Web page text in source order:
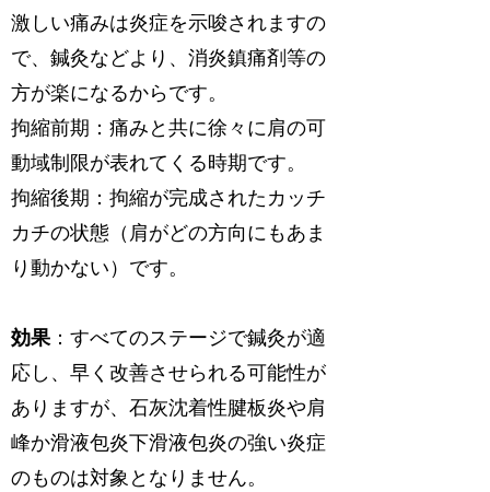
激しい痛みは炎症を示唆されますの
で、鍼灸などより、消炎鎮痛剤等の
方が楽になるからです。
拘縮前期 ：痛みと共に徐々に肩の可
動域制限が表れてくる時期です。
拘縮後期 ：拘縮が完成されたカッチ
カチの状態（肩がどの方向にもあま
り動かない）です。
効果 ：すべてのステージで鍼灸が適
応し、早く改善させられる可能性が
ありますが、石灰沈着性腱板炎や肩
峰か滑液包炎下滑液包炎の強い炎症
のものは対象となりません。